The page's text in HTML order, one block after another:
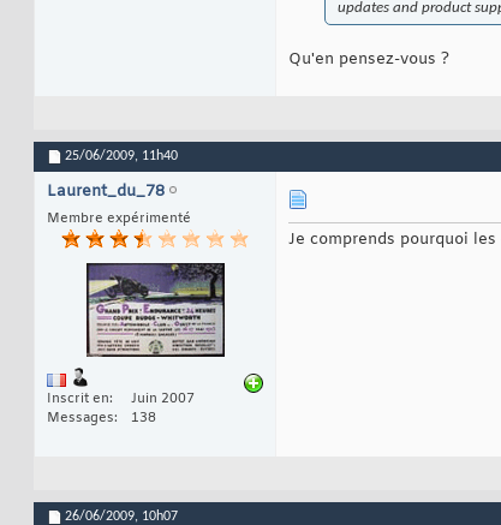
updates and product
Qu'en pensez-vous ?
25/06/2009, 11h40
Laurent_du_78
Membre expérimenté
Inscrit en
Juin 2007
Messages
138
Je comprends pourquoi
26/06/2009, 10h07